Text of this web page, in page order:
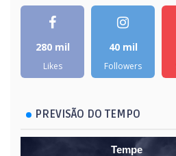
280 mil
Likes
40 mil
Followers
PREVISÃO DO TEMPO
Tempe